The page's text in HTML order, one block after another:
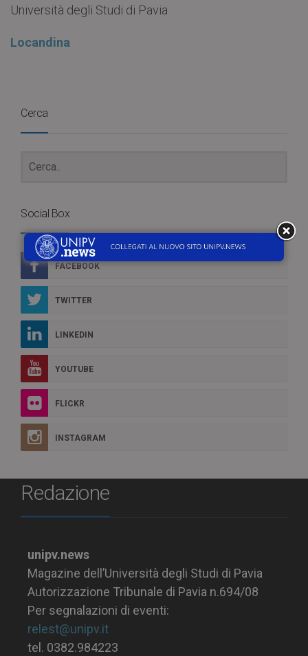
Università degli Studi di Pavia
Locandina
Cerca
Social Box
FACEBOOK
TWITTER
LINKEDIN
YOUTUBE
FLICKR
INSTAGRAM
Redazione
unipv.news
Magazine dell’Università degli Studi di Pavia
Autorizzazione Tribunale di Pavia n.694/08
Per segnalazioni di eventi:
relest@unipv.it
tel. 0382.984223